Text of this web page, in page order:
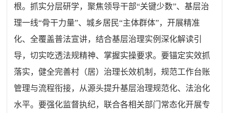
根。抓实分层研学，聚焦领导干部“关键少数”、基层治
理一线“骨干力量”、城乡居民“主体群体”，开展精准
化、全覆盖普法宣讲，结合基层治理实例深化解读引
导，切实吃透法规精神、掌握实操要求。要锚定实效抓
落实，健全完善村（居）治理长效机制，规范工作台账
管理与流程衔接，从源头提升基层治理规范化、法治化
水平。要强化监督执纪，联合各相关部门常态化开展专